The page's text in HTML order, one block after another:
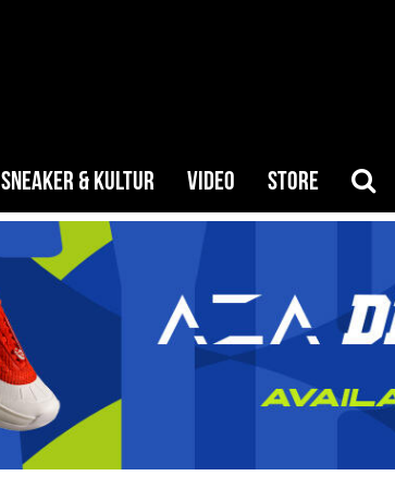
SNEAKER & KULTUR VIDEO STORE